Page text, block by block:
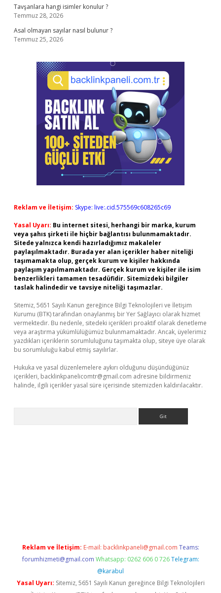
Tavşanlara hangi isimler konulur ?
Temmuz 28, 2026
Asal olmayan sayılar nasıl bulunur ?
Temmuz 25, 2026
Reklam ve İletişim: Skype: live:.cid.575569c608265c69
Yasal Uyarı: Bu internet sitesi, herhangi bir marka, kurum
veya şahıs şirketi ile hiçbir bağlantısı bulunmamaktadır.
Sitede yalnızca kendi hazırladığımız makaleler
paylaşılmaktadır. Burada yer alan içerikler haber niteliği
taşımamakta olup, gerçek kurum ve kişiler hakkında
paylaşım yapılmamaktadır. Gerçek kurum ve kişiler ile isim
benzerlikleri tamamen tesadüfidir. Sitemizdeki bilgiler
taslak halindedir ve tavsiye niteliği taşımazlar.
Sitemiz, 5651 Sayılı Kanun gereğince Bilgi Teknolojileri ve İletişim
Kurumu (BTK) tarafından onaylanmış bir Yer Sağlayıcı olarak hizmet
vermektedir. Bu nedenle, sitedeki içerikleri proaktif olarak denetleme
veya araştırma yükümlülüğümüz bulunmamaktadır. Ancak, üyelerimiz
yazdıkları içeriklerin sorumluluğunu taşımakta olup, siteye üye olarak
bu sorumluluğu kabul etmiş sayılırlar.
Hukuka ve yasal düzenlemelere aykırı olduğunu düşündüğünüz
içerikleri, backlinkpanelicomtr@gmail.com adresine bildirmeniz
halinde, ilgili içerikler yasal süre içerisinde sitemizden kaldırılacaktır.
Reklam ve İletişim: E-mail: backlinkpaneli@gmail.com Teams:
forumhizmeti@gmail.com Whatsapp: 0262 606 0 726 Telegram:
@karabul
Yasal Uyarı: Sitemiz, 5651 Sayılı Kanun gereğince Bilgi Teknolojileri